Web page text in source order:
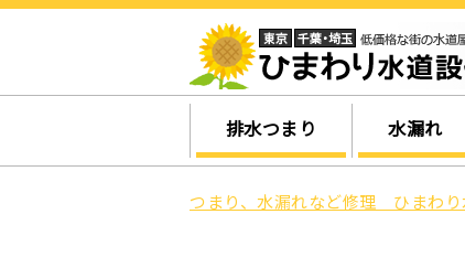
排水つまり 水漏れ
つまり、水漏れなど修理 ひまわ